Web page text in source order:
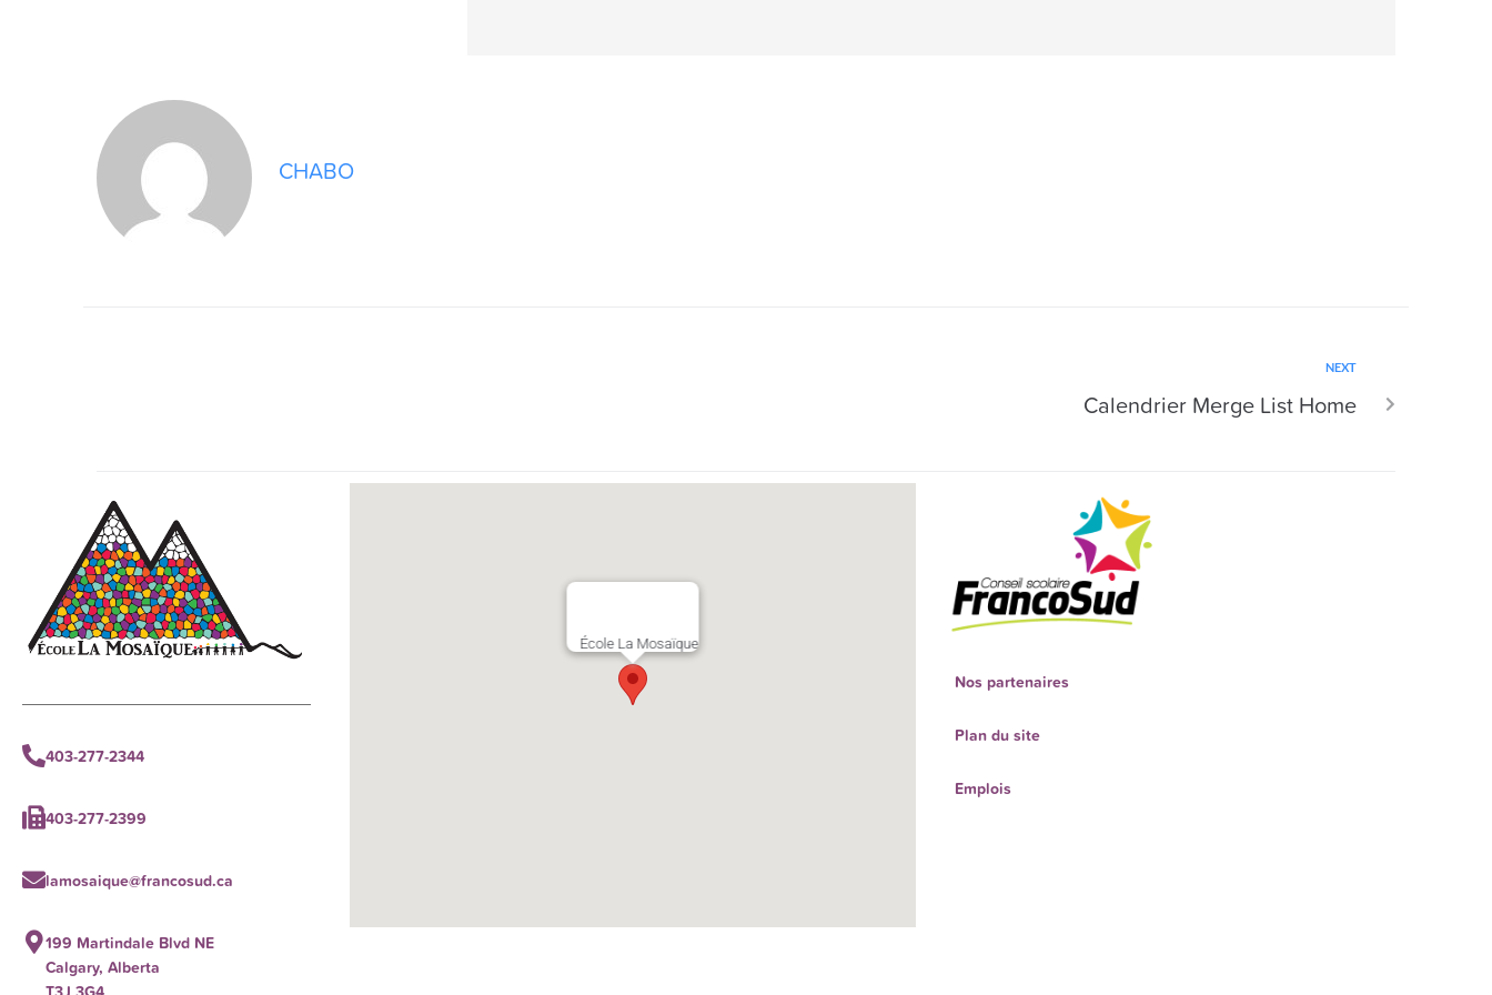
CHABO
NEXT
Calendrier Merge List Home
403-277-2344
403-277-2399
lamosaique@francosud.ca
199 Martindale Blvd NE
Calgary, Alberta
École La Mosaïque
Nos partenaires
Plan du site
Emplois